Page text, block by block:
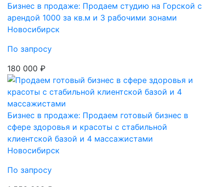
Бизнес в продаже: Продаем студию на Горской с
арендой 1000 за кв.м и 3 рабочими зонами
Новосибирск
По запросу
180 000 ₽
Бизнес в продаже: Продаем готовый бизнес в
сфере здоровья и красоты с стабильной
клиентской базой и 4 массажистами
Новосибирск
По запросу